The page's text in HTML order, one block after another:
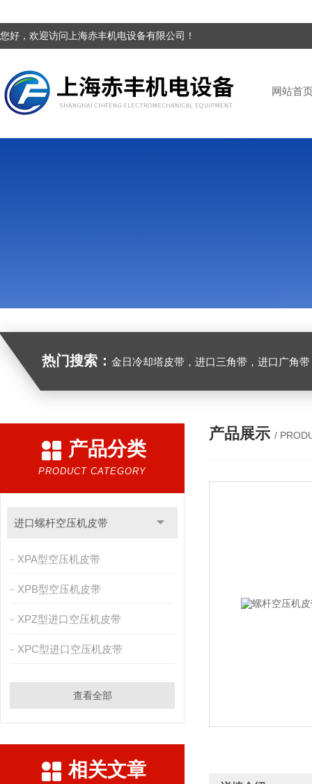
您好，欢迎访问上海赤丰机电设备有限公司！
网站首
热门搜索： 金日冷却塔皮带，进口三角带，进口广角带，进口同步带，进口空压机皮
产品分类
PRODUCT CATEGORY
进口螺杆空压机皮带
XPA型空压机皮带
XPB型空压机皮带
XPZ型进口空压机皮带
XPC型进口空压机皮带
查看全部
相关文章
产品展示 /